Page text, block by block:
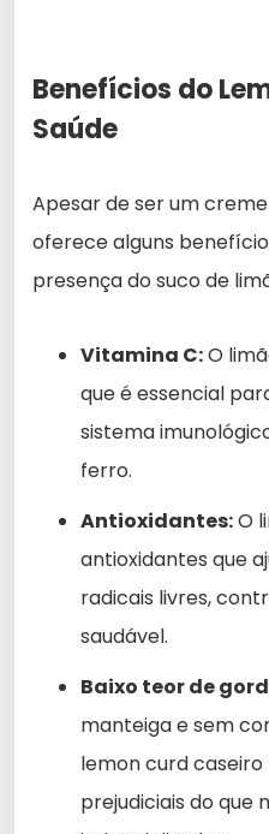
Benefícios do
Saúde
Apesar de ser um
oferece alguns
presença do suco de
Vitamina C:O
que é essencial
sistema
ferro.
Antioxidantes:O
antioxidantes que
radicais livres,
saudável.
Baixo teor de
manteiga e sem
lemon curd
prejudiciais do que